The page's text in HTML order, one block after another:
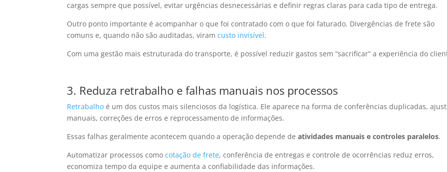
cargas sempre que possível, evitar urgências desnecessárias e definir regras claras para cada tipo de entrega.
Outro ponto importante é acompanhar o que foi contratado com o que foi faturado. Divergências de frete são
comuns e, quando não são auditadas, viramcusto invisível.
Com uma gestão mais estruturada do transporte, é possível reduzir gastos sem “sacrificar” a experiência do
3. Reduza retrabalho e falhas manuais nos processos
Retrabalho é um dos custos mais silenciosos da logística. Ele aparece na forma de conferências duplicadas,
manuais, correções de erros e reprocessamento de informações.
Essas falhas geralmente acontecem quando a operação depende deatividades manuais e controles paralelos.
Automatizar processos comocotação de frete, conferência de entregas e controle de ocorrências reduz erros,
economiza tempo da equipe e aumenta a confiabilidade das informações.